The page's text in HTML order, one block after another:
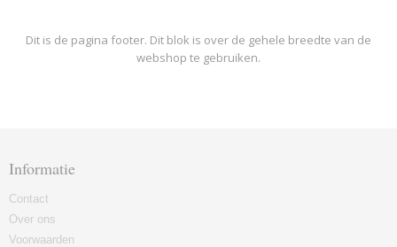
Dit is de pagina footer. Dit blok is over de gehele breedte van de
webshop te gebruiken.
Informatie
Contact
Over ons
Voorwaarden